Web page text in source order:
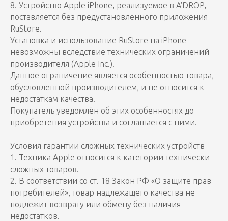
8. Устройство Apple iPhone, реализуемое в A'DROP,
поставляется без предустановленного приложения
RuStore.
Установка и использование RuStore на iPhone
невозможны вследствие технических ограничений
производителя (Apple Inc.).
Данное ограничение является особенностью товара,
обусловленной производителем, и не относится к
недостаткам качества.
Покупатель уведомлён об этих особенностях до
приобретения устройства и соглашается с ними.
Условия гарантии сложных технических устройств
1. Техника Apple относится к категории технически
сложных товаров.
2. В соответствии со ст. 18 Закон РФ «О защите прав
потребителей», товар надлежащего качества не
подлежит возврату или обмену без наличия
недостатков.